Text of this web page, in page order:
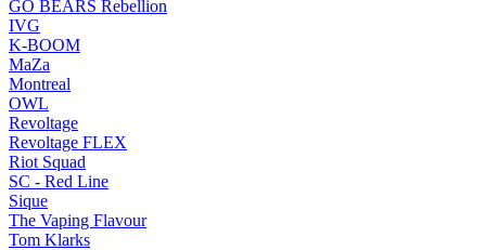
GO BEARS Rebellion
IVG
K-BOOM
MaZa
Montreal
OWL
Revoltage
Revoltage FLEX
Riot Squad
SC - Red Line
Sique
The Vaping Flavour
Tom Klarks